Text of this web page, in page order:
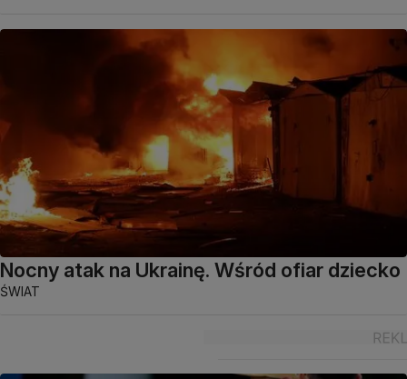
Nocny atak na Ukrainę. Wśród ofiar dziecko
ŚWIAT